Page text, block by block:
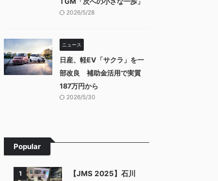
2026/5/28
ニュース
日産、軽EV「サクラ」を一
部改良 補助金活用で実質
187万円から
2026/5/30
Popular
1
【JMS 2025】石川